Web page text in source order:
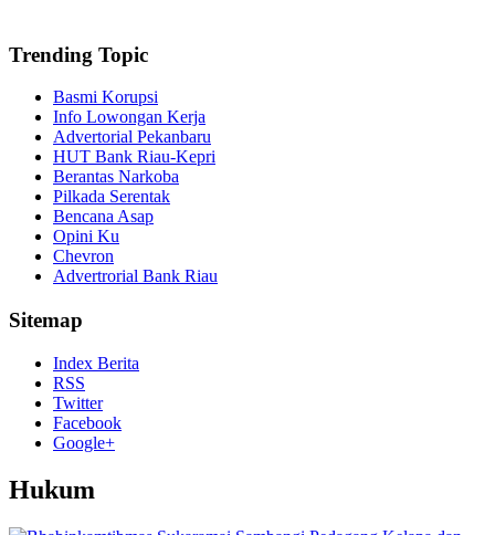
Trending Topic
Basmi Korupsi
Info Lowongan Kerja
Advertorial Pekanbaru
HUT Bank Riau-Kepri
Berantas Narkoba
Pilkada Serentak
Bencana Asap
Opini Ku
Chevron
Advertrorial Bank Riau
Sitemap
Index Berita
RSS
Twitter
Facebook
Google+
Hukum